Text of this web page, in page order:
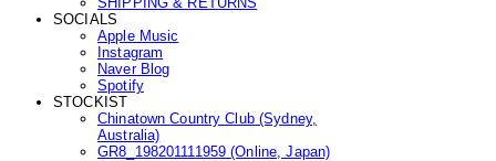
SOCIALS
Apple Music
Instagram
Naver Blog
Spotify
STOCKIST
Chinatown Country Club (Sydney,
Australia)
GR8_198201111959 (Online, Japan)